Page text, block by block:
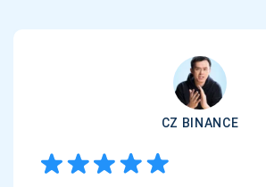
CZ BINANCE